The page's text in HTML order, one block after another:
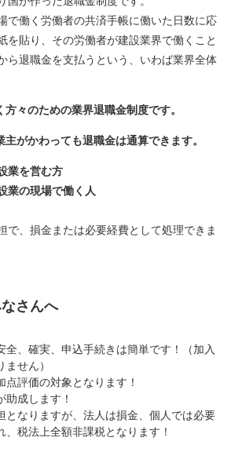
で働く労働者の共済手帳に働いた日数に応
を貼り、その労働者が建設業界で働くこと
ら退職金を支払うという、いわば業界全体
々のための業界退職金制度です。
主がかわっても退職金は通算できます。
業を営む方
業の現場で働く人
で、損金または必要経費として処理できま
さんへ
全、確実、申込手続きは簡単です！（加入
せん）
点評価の対象となります！
助成します！
となりますが、法人は損金、個人では必要
、税法上全額非課税となります！